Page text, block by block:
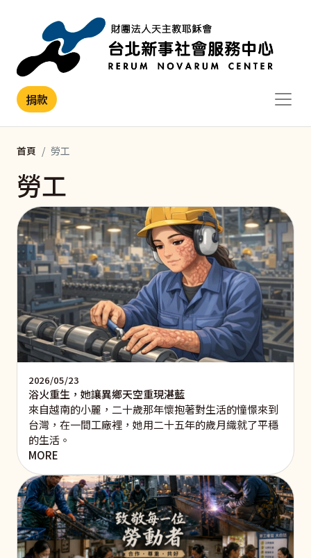
捐款
首頁 勞工
勞工
2026/05/23
浴火重生，她讓異鄉天空重現湛藍
來自越南的小麗，二十歲那年懷抱著對生活的憧憬來到
台灣，在一間工廠裡，她用二十五年的歲月織就了平穩
的生活。
MORE